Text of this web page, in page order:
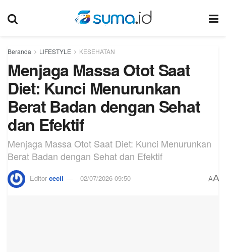
Beranda LIFESTYLE KESEHATAN
Menjaga Massa Otot Saat
Diet: Kunci Menurunkan
Berat Badan dengan Sehat
dan Efektif
Menjaga Massa Otot Saat Diet: Kunci Menurunkan
Berat Badan dengan Sehat dan Efektif
Editor cecil 02/07/2026 09:50 AA